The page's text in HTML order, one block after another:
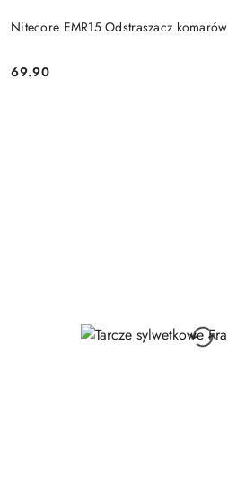
Nitecore EMR15 Odstraszacz komarów
Cena:
69.90